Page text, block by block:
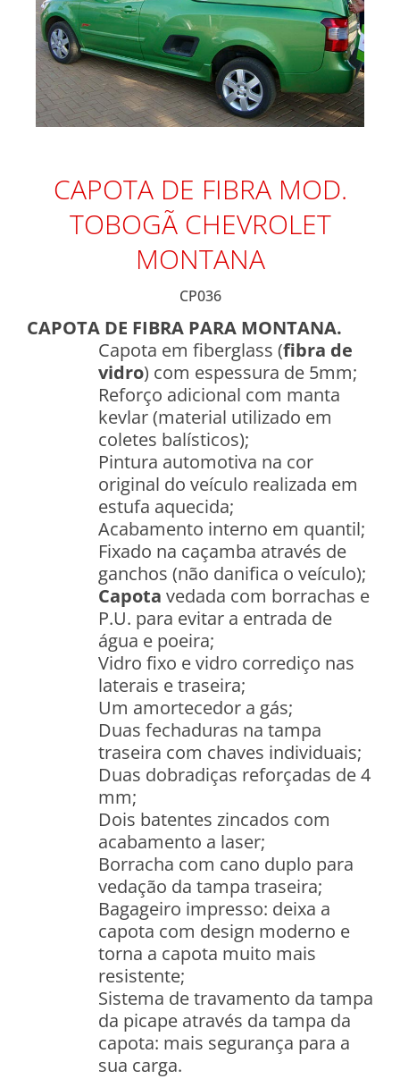
CAPOTA DE FIBRA MOD.
TOBOGÃ CHEVROLET
MONTANA
CP036
CAPOTA DE FIBRA PARA MONTANA.
Capota em fiberglass (fibra de
vidro) com espessura de 5mm;
Reforço adicional com manta
kevlar (material utilizado em
coletes balísticos);
Pintura automotiva na cor
original do veículo realizada em
estufa aquecida;
Acabamento interno em quantil;
Fixado na caçamba através de
ganchos (não danifica o veículo);
Capota vedada com borrachas e
P.U. para evitar a entrada de
água e poeira;
Vidro fixo e vidro corrediço nas
laterais e traseira;
Um amortecedor a gás;
Duas fechaduras na tampa
traseira com chaves individuais;
Duas dobradiças reforçadas de 4
mm;
Dois batentes zincados com
acabamento a laser;
Borracha com cano duplo para
vedação da tampa traseira;
Bagageiro impresso: deixa a
capota com design moderno e
torna a capota muito mais
resistente;
Sistema de travamento da tampa
da picape através da tampa da
capota: mais segurança para a
sua carga.